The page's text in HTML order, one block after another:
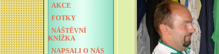
AKCE
FOTKY
NÁŠTĚVNÍ
KNÍŽKA
NAPSALI O NÁS